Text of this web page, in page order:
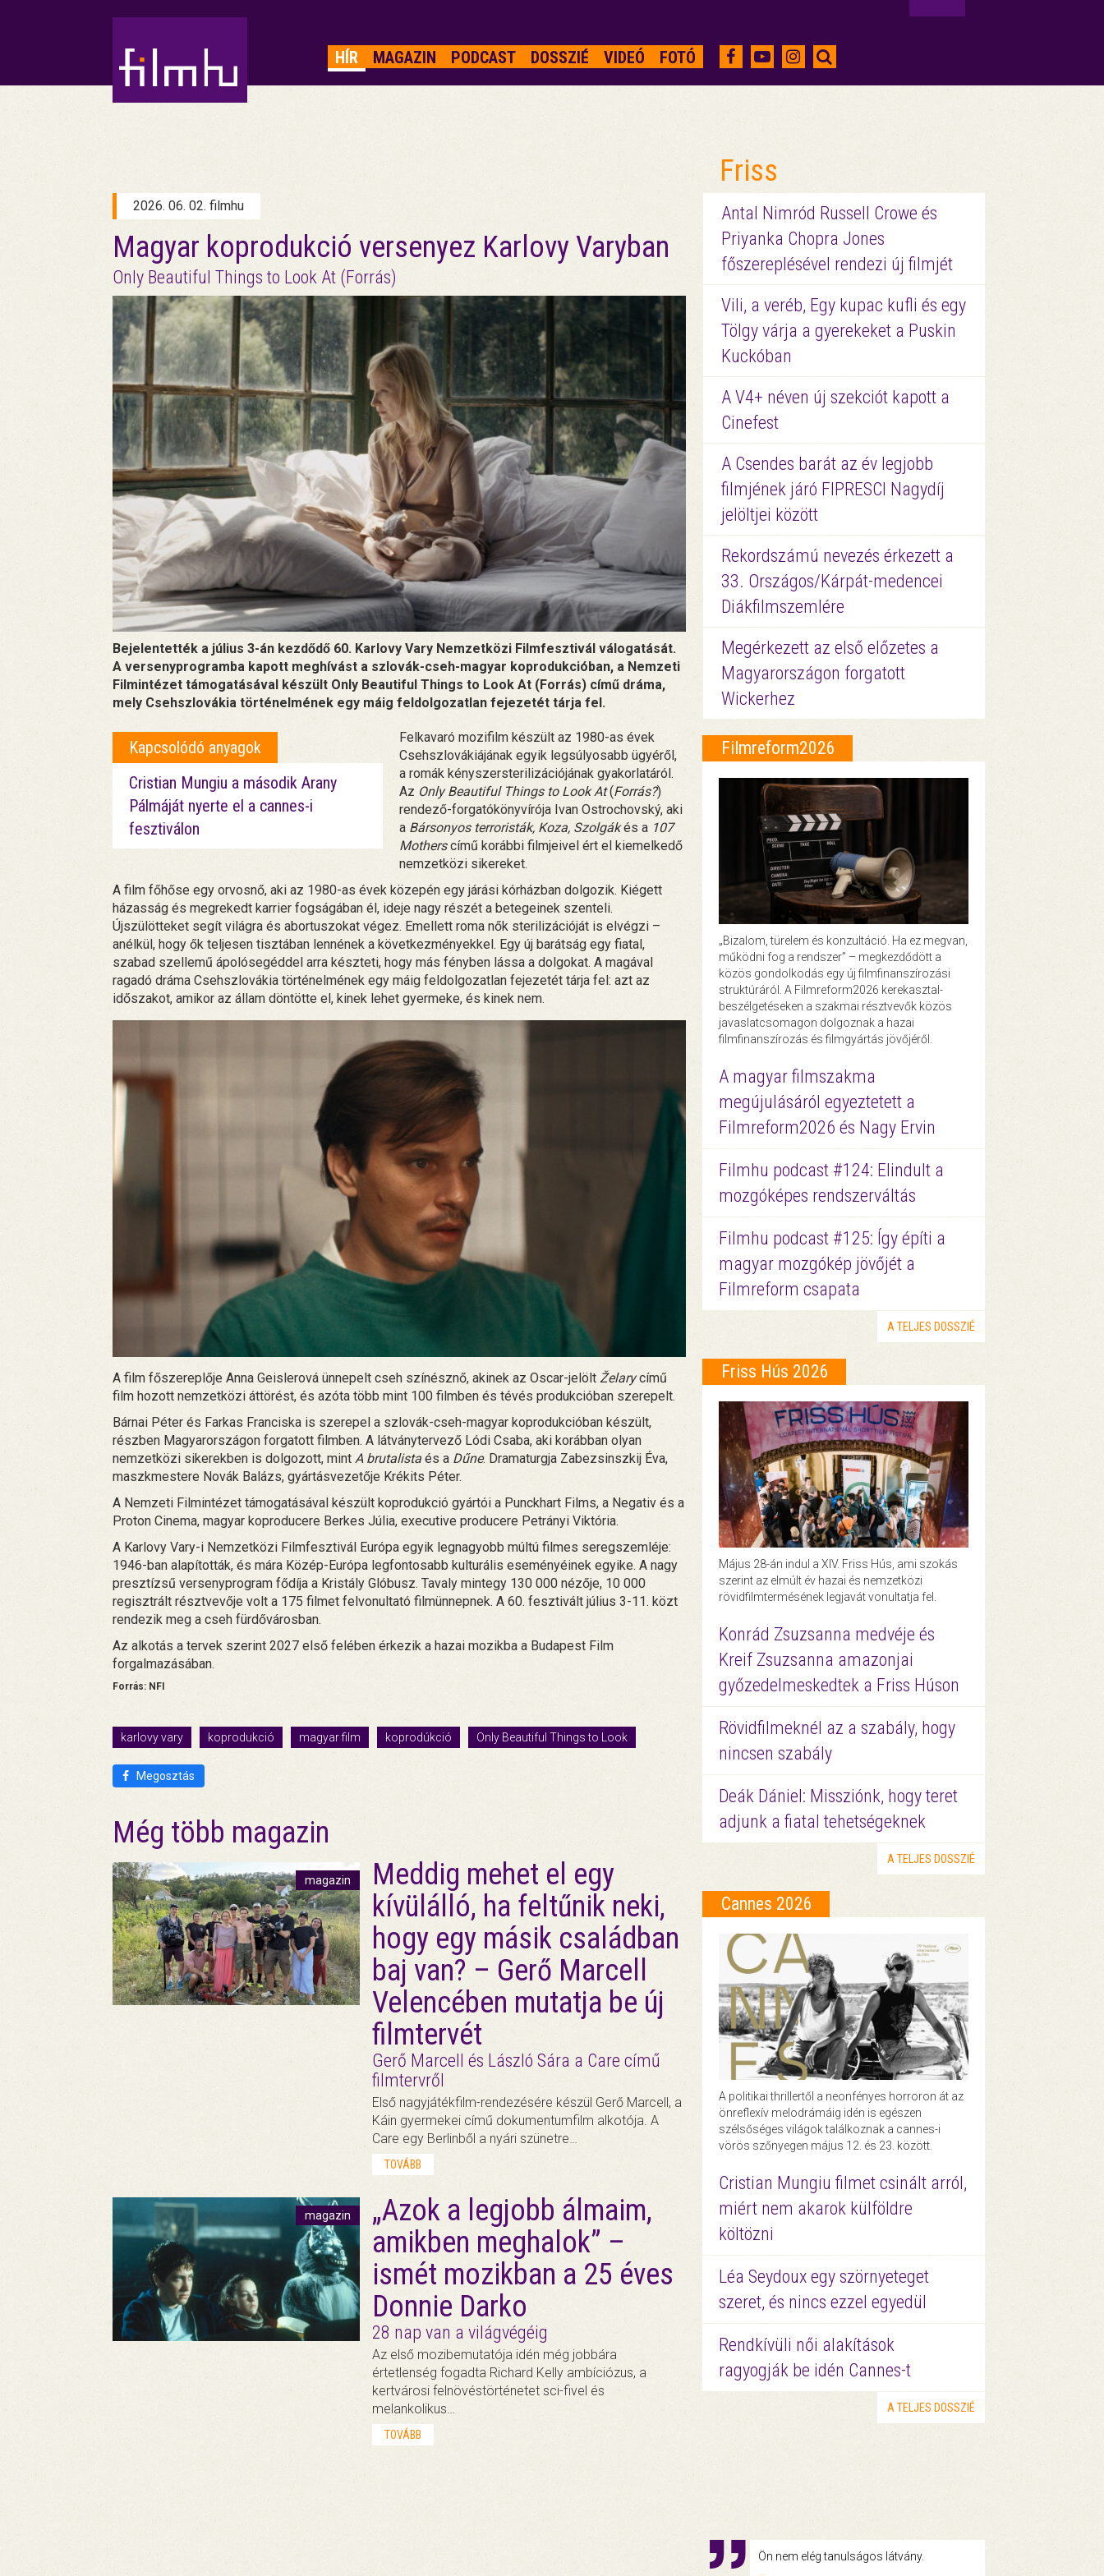
HÍR MAGAZIN PODCAST DOSSZIÉ VIDEÓ FOTÓ
2026. 06. 02. filmhu
Magyar koprodukció versenyez Karlovy Varyban
Only Beautiful Things to Look At (Forrás)
Bejelentették a július 3-án kezdődő 60. Karlovy Vary Nemzetközi Filmfesztivál válogatását.
A versenyprogramba kapott meghívást a szlovák-cseh-magyar koprodukcióban, a Nemzeti
Filmintézet támogatásával készült Only Beautiful Things to Look At (Forrás) című dráma,
mely Csehszlovákia történelmének egy máig feldolgozatlan fejezetét tárja fel.
Kapcsolódó anyagok
Cristian Mungiu a második Arany
Pálmáját nyerte el a cannes-i
fesztiválon
Felkavaró mozifilm készült az 1980-as évek
Csehszlovákiájának egyik legsúlyosabb ügyéről,
a romák kényszersterilizációjának gyakorlatáról.
Az Only Beautiful Things to Look At(Forrás?)
rendező-forgatókönyvírója Ivan Ostrochovský, aki
a Bársonyos terroristák, Koza, Szolgákés a 107
Motherscímű korábbi filmjeivel ért el kiemelkedő
nemzetközi sikereket.
A film főhőse egy orvosnő, aki az 1980-as évek közepén egy járási kórházban dolgozik. Kiégett
házasság és megrekedt karrier fogságában él, ideje nagy részét a betegeinek szenteli.
Újszülötteket segít világra és abortuszokat végez. Emellett roma nők sterilizációját is elvégzi –
anélkül, hogy ők teljesen tisztában lennének a következményekkel. Egy új barátság egy fiatal,
szabad szellemű ápolósegéddel arra készteti, hogy más fényben lássa a dolgokat. A magával
ragadó dráma Csehszlovákia történelmének egy máig feldolgozatlan fejezetét tárja fel: azt az
időszakot, amikor az állam döntötte el, kinek lehet gyermeke, és kinek nem.
A film főszereplője Anna Geislerová ünnepelt cseh színésznő, akinek az Oscar-jelölt Želarycímű
film hozott nemzetközi áttörést, és azóta több mint 100 filmben és tévés produkcióban szerepelt.
Bárnai Péter és Farkas Franciska is szerepel a szlovák-cseh-magyar koprodukcióban készült,
részben Magyarországon forgatott filmben. A látványtervező Lódi Csaba, aki korábban olyan
nemzetközi sikerekben is dolgozott, mint A brutalista és a Dűne. Dramaturgja Zabezsinszkij Éva,
maszkmestere Novák Balázs, gyártásvezetője Krékits Péter.
A Nemzeti Filmintézet támogatásával készült koprodukció gyártói a Punckhart Films, a Negativ és a
Proton Cinema, magyar koproducere Berkes Júlia, executive producere Petrányi Viktória.
A Karlovy Vary-i Nemzetközi Filmfesztivál Európa egyik legnagyobb múltú filmes seregszemléje:
1946-ban alapították, és mára Közép-Európa legfontosabb kulturális eseményéinek egyike. A nagy
presztízsű versenyprogram fődíja a Kristály Glóbusz. Tavaly mintegy 130 000 nézője, 10 000
regisztrált résztvevője volt a 175 filmet felvonultató filmünnepnek. A 60. fesztivált július 3-11. közt
rendezik meg a cseh fürdővárosban.
Az alkotás a tervek szerint 2027 első felében érkezik a hazai mozikba a Budapest Film
forgalmazásában.
Forrás: NFI
karlovy vary koprodukció magyar film koprodúkció Only Beautiful Things to Look
Megosztás
Még több magazin
magazin
Meddig mehet el egy
kívülálló, ha feltűnik neki,
hogy egy másik családban
baj van? – Gerő Marcell
Velencében mutatja be új
filmtervét
Gerő Marcell és László Sára a Care című
filmtervről
Első nagyjátékfilm-rendezésére készül Gerő Marcell, a
Káin gyermekei című dokumentumfilm alkotója. A
Care egy Berlinből a nyári szünetre…
TOVÁBB
magazin
„Azok a legjobb álmaim,
amikben meghalok” –
ismét mozikban a 25 éves
Donnie Darko
28 nap van a világvégéig
Az első mozibemutatója idén még jobbára
értetlenség fogadta Richard Kelly ambíciózus, a
kertvárosi felnövéstörténetet sci-fivel és
melankolikus…
TOVÁBB
Friss
Antal Nimród Russell Crowe és
Priyanka Chopra Jones
főszereplésével rendezi új filmjét
Vili, a veréb, Egy kupac kufli és egy
Tölgy várja a gyerekeket a Puskin
Kuckóban
A V4+ néven új szekciót kapott a
Cinefest
A Csendes barát az év legjobb
filmjének járó FIPRESCI Nagydíj
jelöltjei között
Rekordszámú nevezés érkezett a
33. Országos/Kárpát-medencei
Diákfilmszemlére
Megérkezett az első előzetes a
Magyarországon forgatott
Wickerhez
Filmreform2026
„Bizalom, türelem és konzultáció. Ha ez megvan,
működni fog a rendszer” – megkezdődött a
közös gondolkodás egy új filmfinanszírozási
struktúráról. A Filmreform2026 kerekasztal-
beszélgetéseken a szakmai résztvevők közös
javaslatcsomagon dolgoznak a hazai
filmfinanszírozás és filmgyártás jövőjéről.
A magyar filmszakma
megújulásáról egyeztetett a
Filmreform2026 és Nagy Ervin
Filmhu podcast #124: Elindult a
mozgóképes rendszerváltás
Filmhu podcast #125: Így építi a
magyar mozgókép jövőjét a
Filmreform csapata
A TELJES DOSSZIÉ
Friss Hús 2026
Május 28-án indul a XIV. Friss Hús, ami szokás
szerint az elmúlt év hazai és nemzetközi
rövidfilmtermésének legjavát vonultatja fel.
Konrád Zsuzsanna medvéje és
Kreif Zsuzsanna amazonjai
győzedelmeskedtek a Friss Húson
Rövidfilmeknél az a szabály, hogy
nincsen szabály
Deák Dániel: Missziónk, hogy teret
adjunk a fiatal tehetségeknek
A TELJES DOSSZIÉ
Cannes 2026
A politikai thrillertől a neonfényes horroron át az
önreflexív melodrámáig idén is egészen
szélsőséges világok találkoznak a cannes-i
vörös szőnyegen május 12. és 23. között.
Cristian Mungiu filmet csinált arról,
miért nem akarok külföldre
költözni
Léa Seydoux egy szörnyeteget
szeret, és nincs ezzel egyedül
Rendkívüli női alakítások
ragyogják be idén Cannes-t
A TELJES DOSSZIÉ
Ön nem elég tanulságos látvány.